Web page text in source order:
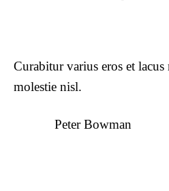
Curabitur varius eros et
molestie nisl.
Peter Bowman